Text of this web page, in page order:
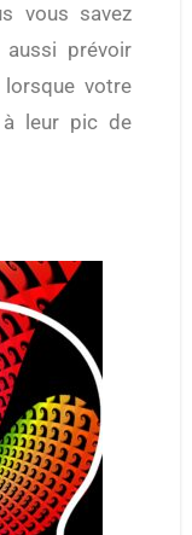
vous savez
prévoir
votre
à leur pic de